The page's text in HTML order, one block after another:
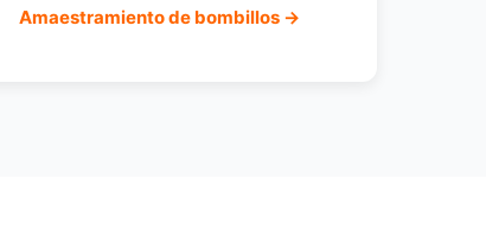
Amaestramiento de bombillos →